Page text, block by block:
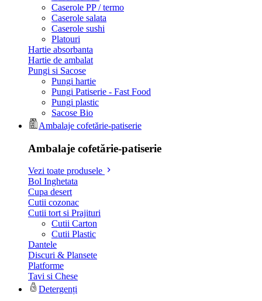
Caserole PP / termo
Caserole salata
Caserole sushi
Platouri
Hartie absorbanta
Hartie de ambalat
Pungi si Sacose
Pungi hartie
Pungi Patiserie - Fast Food
Pungi plastic
Sacose Bio
Ambalaje cofetărie-patiserie
Ambalaje cofetărie-patiserie
Vezi toate produsele
Bol Inghetata
Cupa desert
Cutii cozonac
Cutii tort si Prajituri
Cutii Carton
Cutii Plastic
Dantele
Discuri & Plansete
Platforme
Tavi si Chese
Detergenți